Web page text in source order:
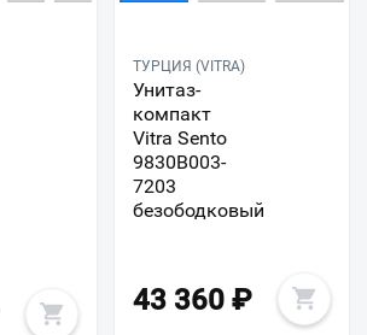
ТУРЦИЯ (VITRA)
Унитаз-
компакт
Vitra Sento
9830B003-
7203
безободковый
43 360 ₽